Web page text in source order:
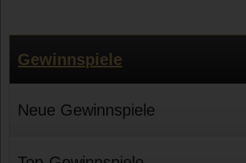
Gewinnspiele
Neue Gewinnspiele